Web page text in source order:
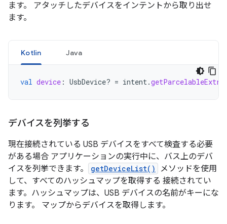
ます。 アタッチしたデバイスをインテントから取り出せ
ます。
Kotlin Java
val device : UsbDevice? = intent.getParcelableExtra
デバイスを列挙する
現在接続されている USB デバイスをすべて検査する必要
がある場合 アプリケーションの実行中に、バス上のデバ
イスを列挙できます。
getDeviceList()
メソッドを使用
して、すべてのハッシュマップを取得する 接続されてい
ます。ハッシュマップは、USB デバイスの名前がキーにな
ります。 マップからデバイスを取得します。